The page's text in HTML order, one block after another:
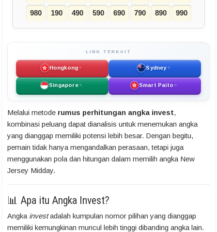
980 190 490 590 690 790 890 990
LINK TERKAIT
Hongkong Sydney
Singapore Smart Paito
Melalui metode rumus perhitungan angka invest,
kombinasi peluang dapat dianalisis untuk menemukan angka
yang dianggap memiliki potensi lebih besar. Dengan begitu,
pemain tidak hanya mengandalkan perasaan, tetapi juga
menggunakan pola dan hitungan dalam memilih angka New
Jersey Midday.
📊 Apa itu Angka Invest?
Angka investadalah kumpulan nomor pilihan yang dianggap
memiliki kemungkinan muncul lebih tinggi dibanding angka lain.